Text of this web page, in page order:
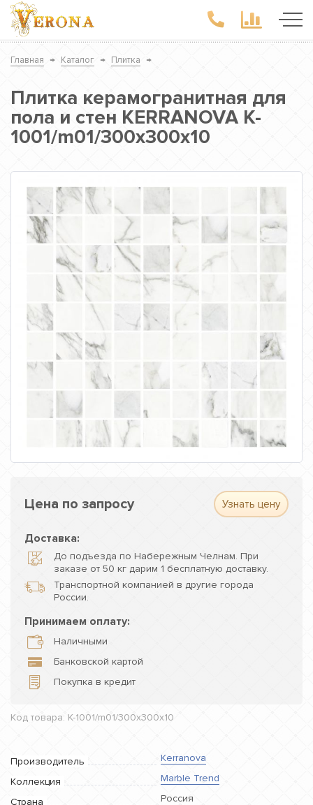
Главная → Каталог → Плитка →
Плитка керамогранитная для
пола и стен KERRANOVA K-
1001/m01/300x300x10
Цена по запросу Узнать цену
Доставка:
До подъезда по Набережным Челнам. При
заказе от 50 кг дарим 1 бесплатную доставку.
Транспортной компанией в другие города
России.
Принимаем оплату:
Наличными
Банковской картой
Покупка в кредит
Код товара: K-1001/m01/300x300x10
Производитель
Kerranova
Коллекция
Marble Trend
Страна
Россия